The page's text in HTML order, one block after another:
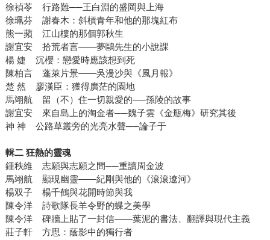
徐禎苓 行路難──王白淵的盛岡與上海
徐珮芬 謝春木：斜槓青年和他的那塊紅布
熊一蘋 江山樓的那個郭秋生
謝宜安 拾荒者言――夢鷗先生的小說課
楊 婕 沉櫻：戀愛時應該想到死
陳柏言 蓬萊片景――吳漫沙與《風月報》
楚 然 廖漢臣：獲得廣茫的園地
馬翊航 留（不）住一切親愛的──孫陵的故事
謝宜安 來自島上的淘金者──魏子雲《金瓶梅》研究其後
神 神 公路草叢旁的光亮水聲──論子于
輯二 狂熱的靈魂
鍾秩維 志願與志願之間──重讀周金波
馬翊航 顯現幽靈――紀剛與他的《滾滾遼河》
楊双子 楊千鶴與花開時節與我
陳令洋 詩歌隊長羊令野的蝶之美學
陳令洋 碑牆上貼了一封信――葉泥的書法、翻譯與現代主義
莊子軒 方思：蔭影中的獨行者